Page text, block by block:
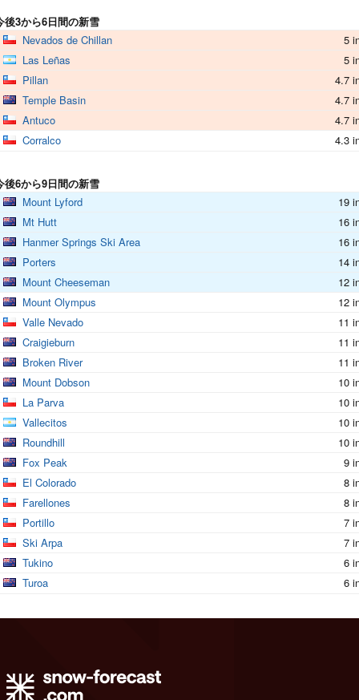
後3から6日間の新雪
Nevados de Chillan
5
Las Leñas
5
Pillan
4.7
Temple Basin
4.7
Antuco
4.7
Corralco
4.3
後6から9日間の新雪
Mount Lyford
19
Mt Hutt
16
Hanmer Springs Ski Area
16
Porters
14
Mount Cheeseman
12
Mount Olympus
12
Valle Nevado
11
Craigieburn
11
Broken River
11
Mount Dobson
10
La Parva
10
Vallecitos
10
Roundhill
10
Fox Peak
9
El Colorado
8
Farellones
8
Portillo
7
Ski Arpa
7
Tukino
6
Turoa
6